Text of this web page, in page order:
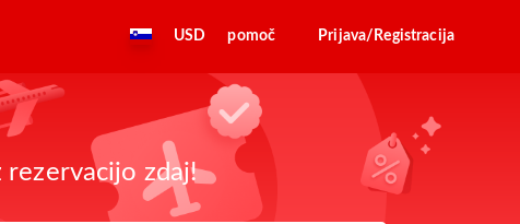
USD pomoč Prijava/Registracija
rezervacijo zdaj!